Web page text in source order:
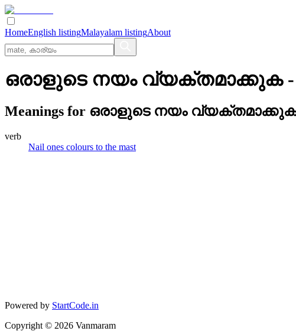
HomeEnglish listingMalayalam listingAbout
ഒരാളുടെ നയം വ്യക്തമാക്കുക-
Meanings for ഒരാളുടെ നയം
verb
Nail ones colours to the mast
Powered by StartCode.in
Copyright © 2026 Vanmaram